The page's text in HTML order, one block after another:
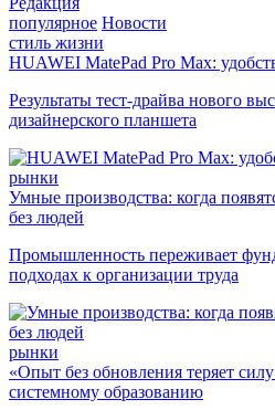
популярное Новости
стиль жизни
HUAWEI MatePad Pro Max:
Результаты тест-драйва нового
дизайнерского планшета
рынки
Умные производства: когда
без людей
Промышленность переживает
подходах к организации труда
рынки
«Опыт без обновления теряет
системному образованию